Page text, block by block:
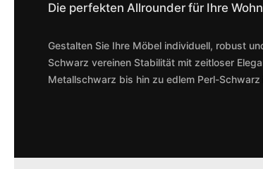
Die perfekten Allrounder für Ihre
Gestalten Sie Ihre Möbel individuell, robust
Schwarz vereinen Stabilität mit zeitloser
Metallschwarz bis hin zu edlem Perl-